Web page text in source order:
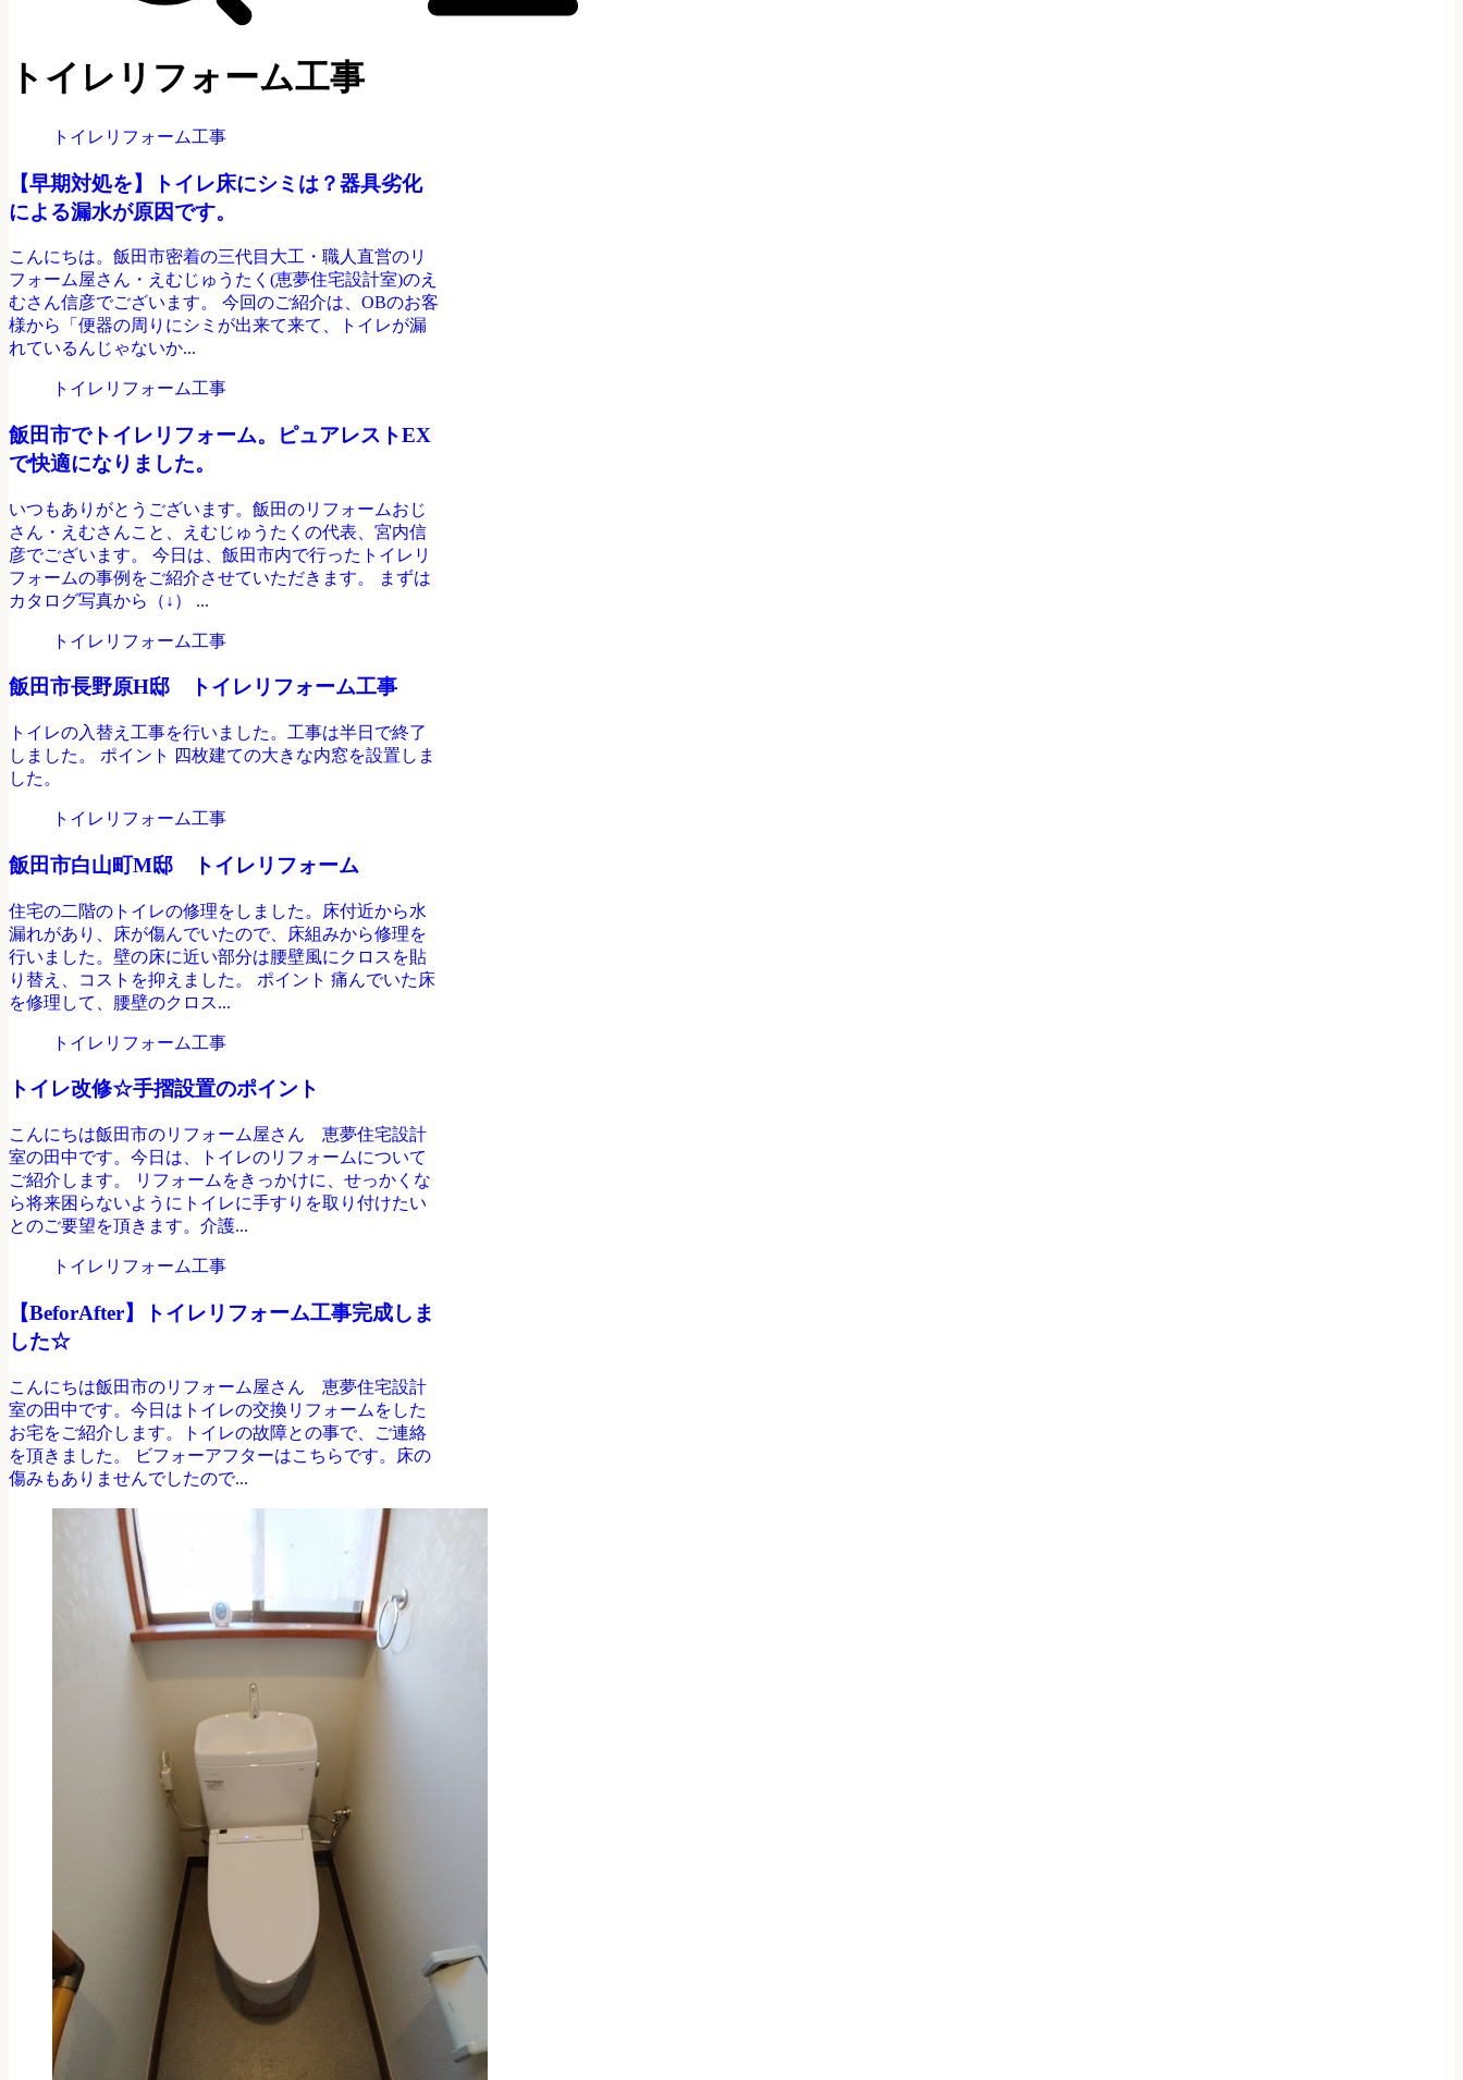
トイレリフォーム工事
トイレリフォーム工事
【早期対処を】トイレ床にシミは？器具劣化
による漏水が原因です。
こんにちは。飯田市密着の三代目大工・職人直営のリ
フォーム屋さん・えむじゅうたく(恵夢住宅設計室)のえ
むさん信彦でございます。 今回のご紹介は、OBのお客
様から「便器の周りにシミが出来て来て、トイレが漏
れているんじゃないか...
トイレリフォーム工事
飯田市でトイレリフォーム。ピュアレストEX
で快適になりました。
いつもありがとうございます。飯田のリフォームおじ
さん・えむさんこと、えむじゅうたくの代表、宮内信
彦でございます。 今日は、飯田市内で行ったトイレリ
フォームの事例をご紹介させていただきます。 まずは
カタログ写真から（↓） ...
トイレリフォーム工事
飯田市長野原H邸 トイレリフォーム工事
トイレの入替え工事を行いました。工事は半日で終了
しました。 ポイント 四枚建ての大きな内窓を設置しま
した。
トイレリフォーム工事
飯田市白山町M邸 トイレリフォーム
住宅の二階のトイレの修理をしました。床付近から水
漏れがあり、床が傷んでいたので、床組みから修理を
行いました。壁の床に近い部分は腰壁風にクロスを貼
り替え、コストを抑えました。 ポイント 痛んでいた床
を修理して、腰壁のクロス...
トイレリフォーム工事
トイレ改修☆手摺設置のポイント
こんにちは飯田市のリフォーム屋さん 恵夢住宅設計
室の田中です。今日は、トイレのリフォームについて
ご紹介します。 リフォームをきっかけに、せっかくな
ら将来困らないようにトイレに手すりを取り付けたい
とのご要望を頂きます。介護...
トイレリフォーム工事
【BeforAfter】トイレリフォーム工事完成しま
した☆
こんにちは飯田市のリフォーム屋さん 恵夢住宅設計
室の田中です。今日はトイレの交換リフォームをした
お宅をご紹介します。トイレの故障との事で、ご連絡
を頂きました。 ビフォーアフターはこちらです。床の
傷みもありませんでしたので...